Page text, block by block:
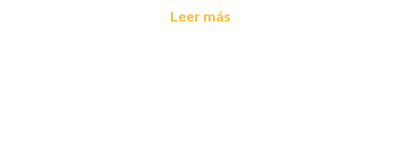
Leer más